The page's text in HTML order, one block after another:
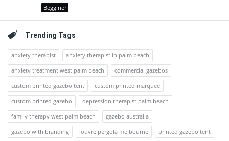
Begginer
Trending Tags
anxiety therapist
anxiety therapist in palm beach
anxiety treatment west palm beach
commercial gazebos
custom printed gazebo tent
custom printed marquee
custom printed gazebo
depression therapist palm beach
family therapy west palm beach
gazebo australia
gazebo with branding
louvre pergola melbourne printed gazebo tent